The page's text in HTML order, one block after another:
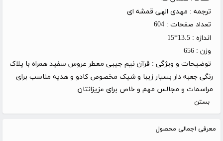
ترجمه : مهدی الهی قمشه ای
تعداد صفحات : 604
اندازه : 13.5*15
وزن : 656
توضیحات و ویژگی : قرآن نیم جیبی معطر عروس سفید همراه با پلاک
رنگی جعبه دار بسیار زیبا و شیک مخصوص کادو و هدیه مناسب برای
مراسمات و مجالس مهم و خاص برای عزیزانتان
بستن
معرفی اجمالی محصول